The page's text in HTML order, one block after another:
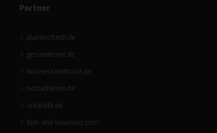
Partner
planetoftech.de
gesündernet.de
businessandmore.de
netzathleten.de
urbanlife.de
fast-and-luxurious.com